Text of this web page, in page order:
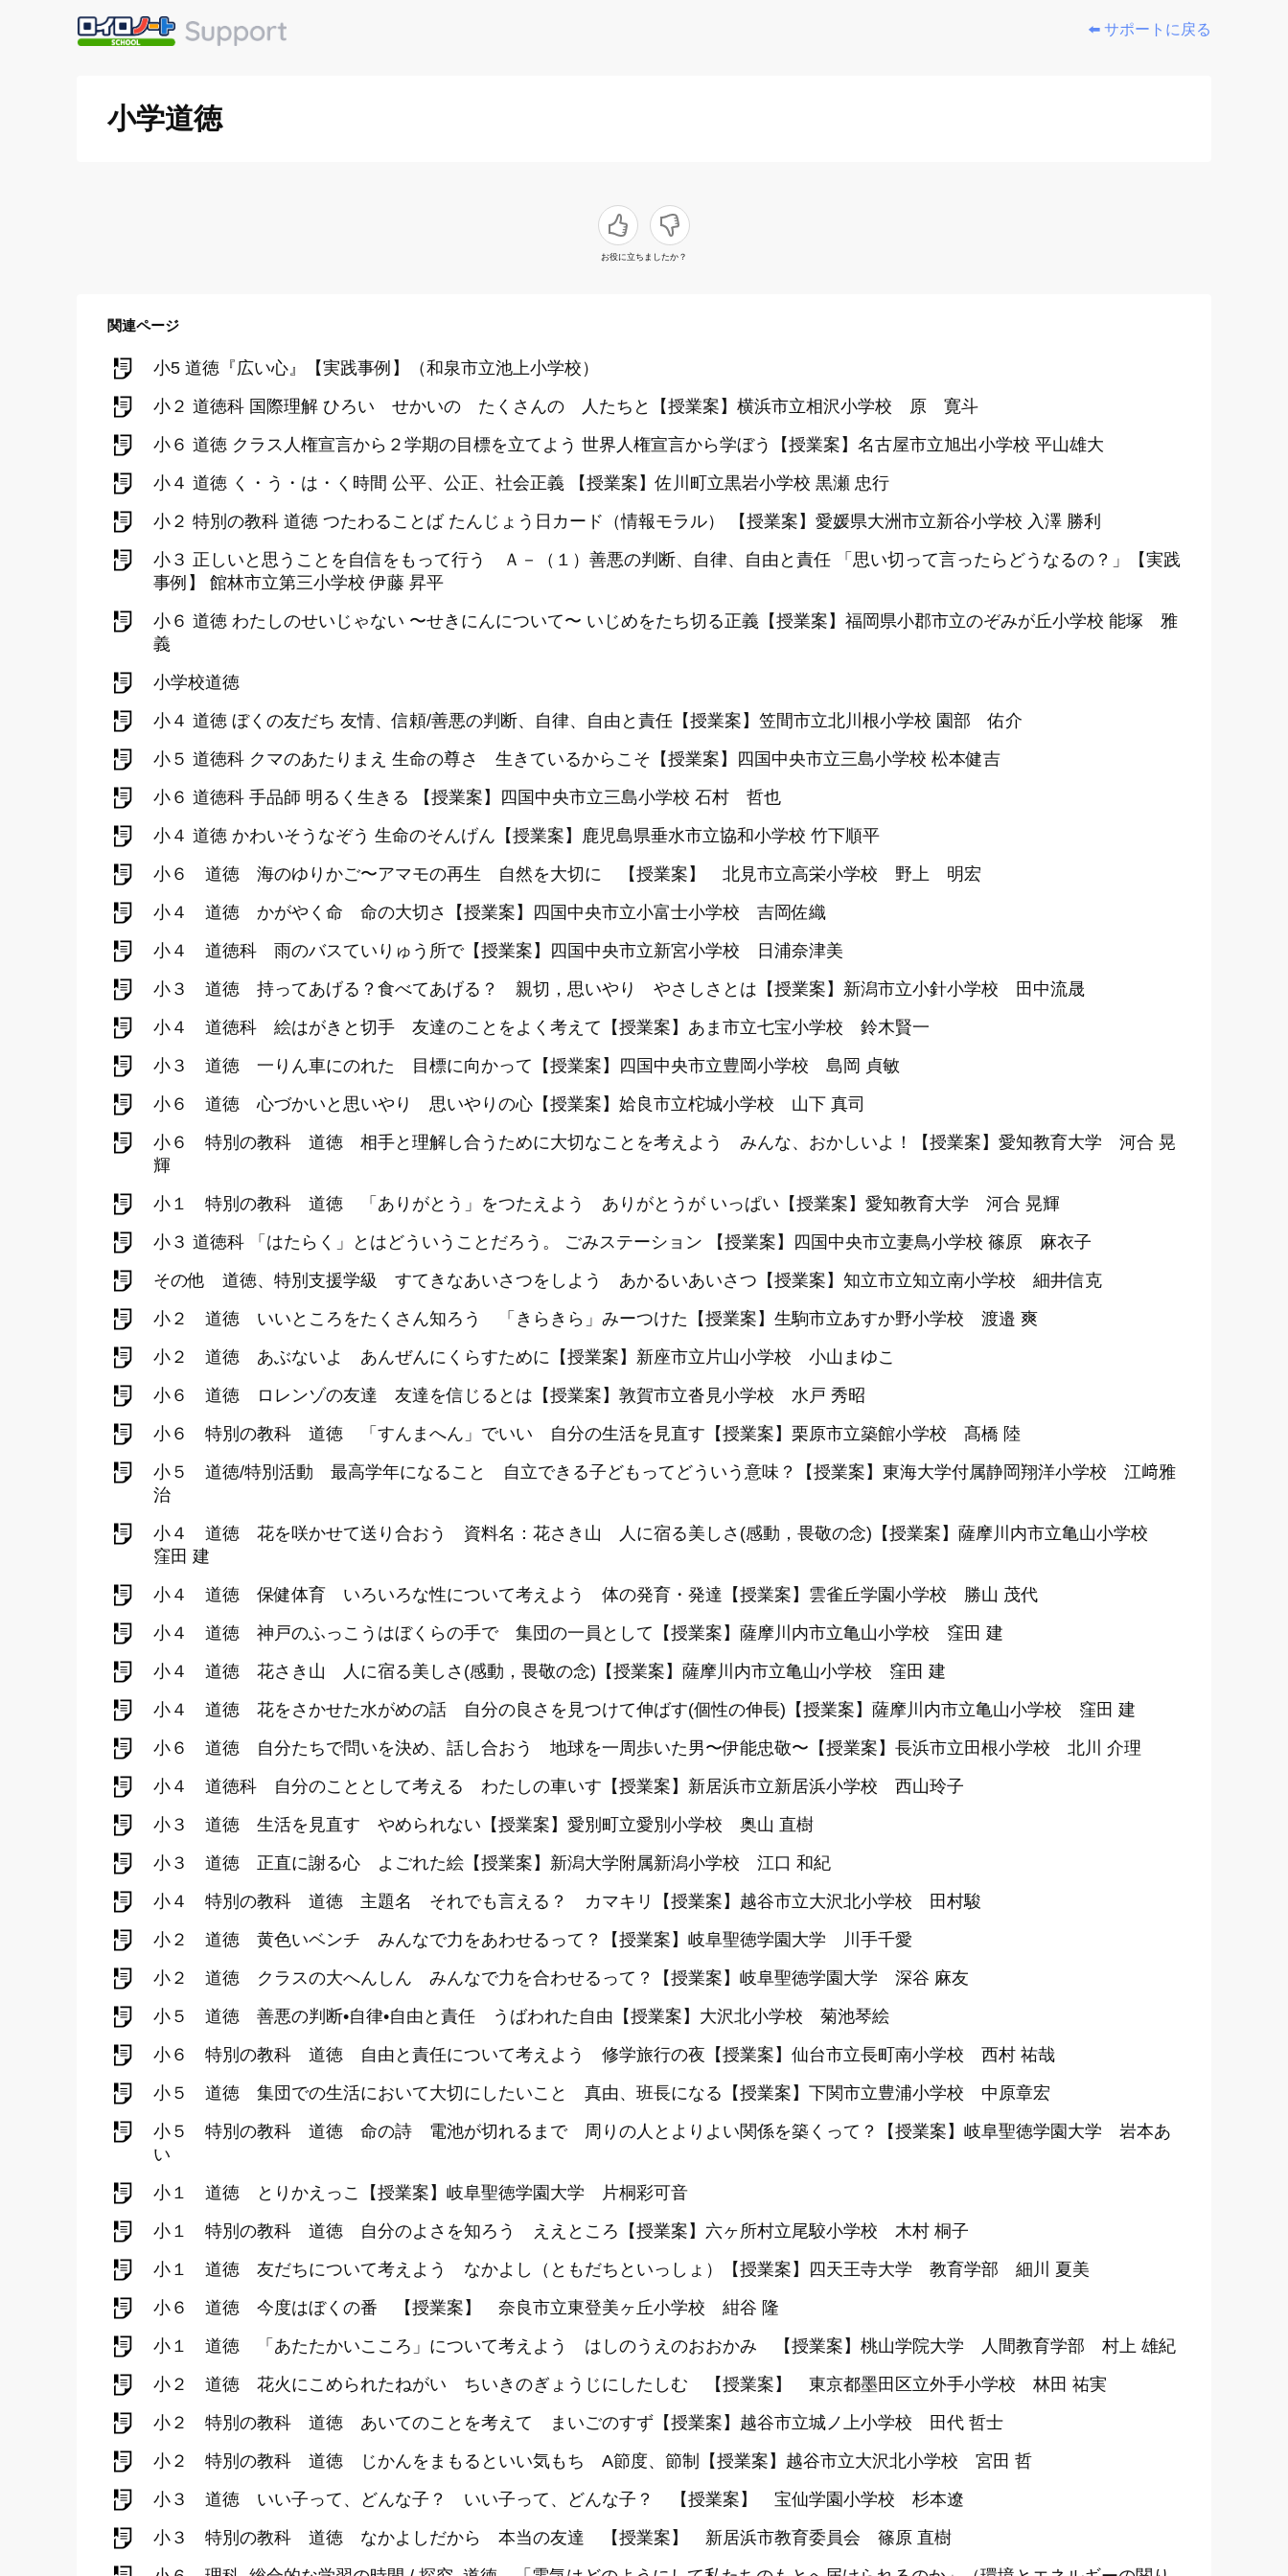
⬅️ サポートに戻る
小学道徳
お役に立ちましたか？
関連ページ
小5 道徳『広い心』【実践事例】（和泉市立池上小学校）
小２ 道徳科 国際理解 ひろい せかいの たくさんの 人たちと【授業案】横浜市立相沢小学校 原 寛斗
小６ 道徳 クラス人権宣言から２学期の目標を立てよう 世界人権宣言から学ぼう【授業案】名古屋市立旭出小学校 平山雄大
小４ 道徳 く・う・は・く時間 公平、公正、社会正義 【授業案】佐川町立黒岩小学校 黒瀬 忠行
小２ 特別の教科 道徳 つたわることば たんじょう日カード（情報モラル） 【授業案】愛媛県大洲市立新谷小学校 入澤 勝利
小３ 正しいと思うことを自信をもって行う Ａ－（１）善悪の判断、自律、自由と責任 「思い切って言ったらどうなるの？」【実践
事例】 館林市立第三小学校 伊藤 昇平
小６ 道徳 わたしのせいじゃない 〜せきにんについて〜 いじめをたち切る正義【授業案】福岡県小郡市立のぞみが丘小学校 能塚 雅
義
小学校道徳
小４ 道徳 ぼくの友だち 友情、信頼/善悪の判断、自律、自由と責任【授業案】笠間市立北川根小学校 園部 佑介
小５ 道徳科 クマのあたりまえ 生命の尊さ 生きているからこそ【授業案】四国中央市立三島小学校 松本健吉
小６ 道徳科 手品師 明るく生きる 【授業案】四国中央市立三島小学校 石村 哲也
小４ 道徳 かわいそうなぞう 生命のそんげん【授業案】鹿児島県垂水市立協和小学校 竹下順平
小６ 道徳 海のゆりかご〜アマモの再生 自然を大切に 【授業案】 北見市立高栄小学校 野上 明宏
小４ 道徳 かがやく命 命の大切さ【授業案】四国中央市立小富士小学校 吉岡佐織
小４ 道徳科 雨のバスていりゅう所で【授業案】四国中央市立新宮小学校 日浦奈津美
小３ 道徳 持ってあげる？食べてあげる？ 親切，思いやり やさしさとは【授業案】新潟市立小針小学校 田中流晟
小４ 道徳科 絵はがきと切手 友達のことをよく考えて【授業案】あま市立七宝小学校 鈴木賢一
小３ 道徳 一りん車にのれた 目標に向かって【授業案】四国中央市立豊岡小学校 島岡 貞敏
小６ 道徳 心づかいと思いやり 思いやりの心【授業案】姶良市立柁城小学校 山下 真司
小６ 特別の教科 道徳 相手と理解し合うために大切なことを考えよう みんな、おかしいよ！【授業案】愛知教育大学 河合 晃
輝
小１ 特別の教科 道徳 「ありがとう」をつたえよう ありがとうが いっぱい【授業案】愛知教育大学 河合 晃輝
小３ 道徳科 「はたらく」とはどういうことだろう。 ごみステーション 【授業案】四国中央市立妻鳥小学校 篠原 麻衣子
その他 道徳、特別支援学級 すてきなあいさつをしよう あかるいあいさつ【授業案】知立市立知立南小学校 細井信克
小２ 道徳 いいところをたくさん知ろう 「きらきら」みーつけた【授業案】生駒市立あすか野小学校 渡邉 爽
小２ 道徳 あぶないよ あんぜんにくらすために【授業案】新座市立片山小学校 小山まゆこ
小６ 道徳 ロレンゾの友達 友達を信じるとは【授業案】敦賀市立沓見小学校 水戸 秀昭
小６ 特別の教科 道徳 「すんまへん」でいい 自分の生活を見直す【授業案】栗原市立築館小学校 髙橋 陸
小５ 道徳/特別活動 最高学年になること 自立できる子どもってどういう意味？【授業案】東海大学付属静岡翔洋小学校 江﨑雅
治
小４ 道徳 花を咲かせて送り合おう 資料名：花さき山 人に宿る美しさ(感動，畏敬の念)【授業案】薩摩川内市立亀山小学校
窪田 建
小４ 道徳 保健体育 いろいろな性について考えよう 体の発育・発達【授業案】雲雀丘学園小学校 勝山 茂代
小４ 道徳 神戸のふっこうはぼくらの手で 集団の一員として【授業案】薩摩川内市立亀山小学校 窪田 建
小４ 道徳 花さき山 人に宿る美しさ(感動，畏敬の念)【授業案】薩摩川内市立亀山小学校 窪田 建
小４ 道徳 花をさかせた水がめの話 自分の良さを見つけて伸ばす(個性の伸長)【授業案】薩摩川内市立亀山小学校 窪田 建
小６ 道徳 自分たちで問いを決め、話し合おう 地球を一周歩いた男〜伊能忠敬〜【授業案】長浜市立田根小学校 北川 介理
小４ 道徳科 自分のこととして考える わたしの車いす【授業案】新居浜市立新居浜小学校 西山玲子
小３ 道徳 生活を見直す やめられない【授業案】愛別町立愛別小学校 奥山 直樹
小３ 道徳 正直に謝る心 よごれた絵【授業案】新潟大学附属新潟小学校 江口 和紀
小４ 特別の教科 道徳 主題名 それでも言える？ カマキリ【授業案】越谷市立大沢北小学校 田村駿
小２ 道徳 黄色いベンチ みんなで力をあわせるって？【授業案】岐阜聖徳学園大学 川手千愛
小２ 道徳 クラスの大へんしん みんなで力を合わせるって？【授業案】岐阜聖徳学園大学 深谷 麻友
小５ 道徳 善悪の判断•自律•自由と責任 うばわれた自由【授業案】大沢北小学校 菊池琴絵
小６ 特別の教科 道徳 自由と責任について考えよう 修学旅行の夜【授業案】仙台市立長町南小学校 西村 祐哉
小５ 道徳 集団での生活において大切にしたいこと 真由、班長になる【授業案】下関市立豊浦小学校 中原章宏
小５ 特別の教科 道徳 命の詩 電池が切れるまで 周りの人とよりよい関係を築くって？【授業案】岐阜聖徳学園大学 岩本あ
い
小１ 道徳 とりかえっこ【授業案】岐阜聖徳学園大学 片桐彩可音
小１ 特別の教科 道徳 自分のよさを知ろう ええところ【授業案】六ヶ所村立尾駮小学校 木村 桐子
小１ 道徳 友だちについて考えよう なかよし（ともだちといっしょ）【授業案】四天王寺大学 教育学部 細川 夏美
小６ 道徳 今度はぼくの番 【授業案】 奈良市立東登美ヶ丘小学校 紺谷 隆
小１ 道徳 「あたたかいこころ」について考えよう はしのうえのおおかみ 【授業案】桃山学院大学 人間教育学部 村上 雄紀
小２ 道徳 花火にこめられたねがい ちいきのぎょうじにしたしむ 【授業案】 東京都墨田区立外手小学校 林田 祐実
小２ 特別の教科 道徳 あいてのことを考えて まいごのすず【授業案】越谷市立城ノ上小学校 田代 哲士
小２ 特別の教科 道徳 じかんをまもるといい気もち A節度、節制【授業案】越谷市立大沢北小学校 宮田 哲
小３ 道徳 いい子って、どんな子？ いい子って、どんな子？ 【授業案】 宝仙学園小学校 杉本遼
小３ 特別の教科 道徳 なかよしだから 本当の友達 【授業案】 新居浜市教育委員会 篠原 直樹